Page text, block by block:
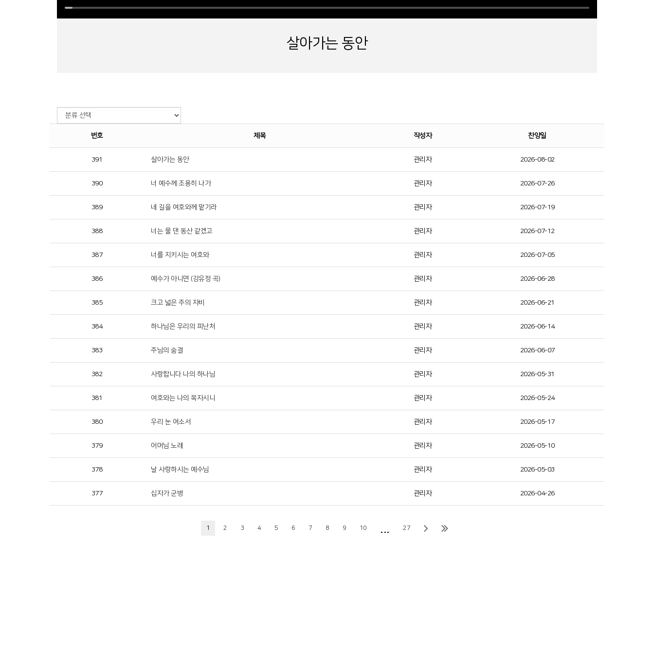
살아가는 동안
번호 제목 작성자 찬양일
391 살아가는 동안 관리자 2026-08-02
390 너 예수께 조용히 나가 관리자 2026-07-26
389 네 길을 여호와께 맡기라 관리자 2026-07-19
388 너는 물 댄 동산 같겠고 관리자 2026-07-12
387 너를 지키시는 여호와 관리자 2026-07-05
386 예수가 아니면 (강유정 곡) 관리자 2026-06-28
385 크고 넓은 주의 자비 관리자 2026-06-21
384 하나님은 우리의 피난처 관리자 2026-06-14
383 주님의 숨결 관리자 2026-06-07
382 사랑합니다 나의 하나님 관리자 2026-05-31
381 여호와는 나의 목자시니 관리자 2026-05-24
380 우리 눈 여소서 관리자 2026-05-17
379 어머님 노래 관리자 2026-05-10
378 날 사랑하시는 예수님 관리자 2026-05-03
377 십자가 군병 관리자 2026-04-26
1 2 3 4 5 6 7 8 9 10 ... 27